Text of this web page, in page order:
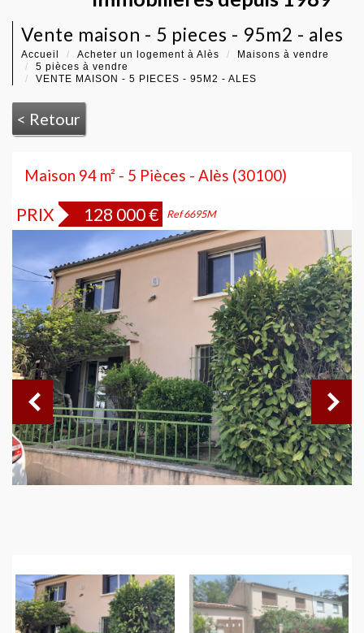
vente maison - 5 pieces - 95m2 - ales
Accueil Acheter un logement à Alès
Maisons à vendre
5 pièces à vendre
VENTE MAISON - 5 PIECES - 95M2 - ALES
< Retour
Maison 94 m² - 5 Pièces - Alès (30100)
PRIX 128 000€ Ref 6695M
Bien vendu